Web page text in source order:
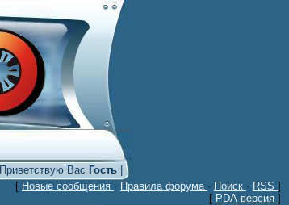
Приветствую Вас Гость|
[ Новые сообщения · Правила форума · Поиск · RSS ]
[ PDA-версия ]